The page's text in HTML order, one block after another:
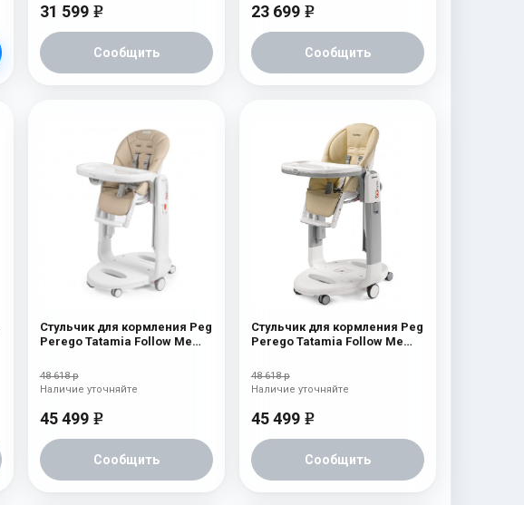
31 599 e
Сообщить
23 699 e
Сообщить
Стульчик для кормления Peg
Perego Tatamia Follow Me
48 618 р
45 499 e
Сообщить
Наличие уточняйте
Стульчик для кормления Peg
Perego Tatamia Follow Me
48 618 р
45 499 e
Сообщить
Наличие уточняйте